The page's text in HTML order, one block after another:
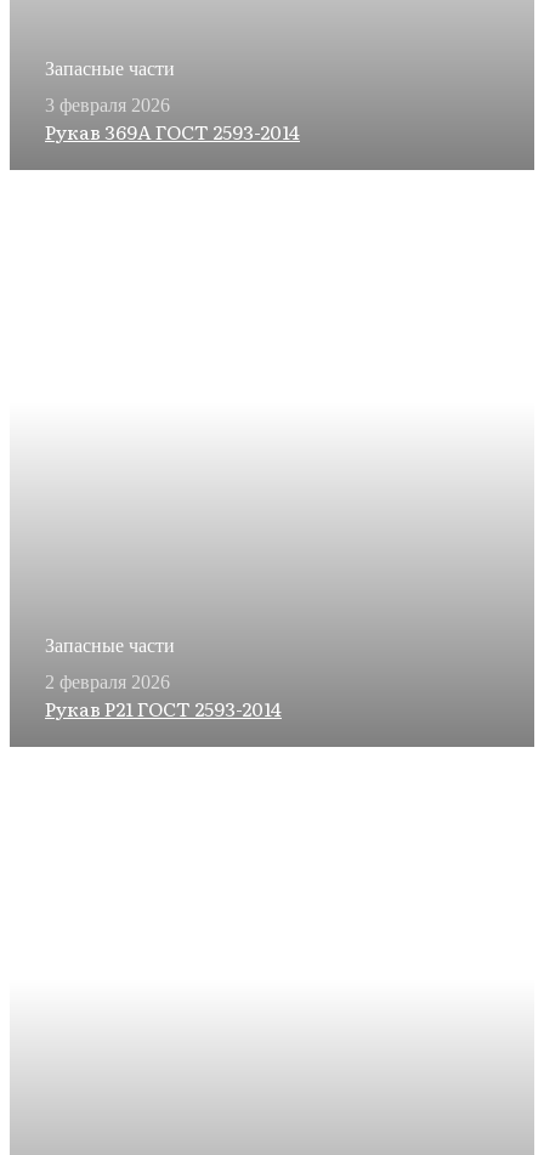
Запасные части
3 февраля 2026
Рукав 369А ГОСТ 2593-2014
Запасные части
2 февраля 2026
Рукав Р21 ГОСТ 2593-2014